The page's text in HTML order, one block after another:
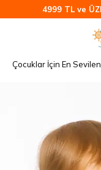
4999 TL ve